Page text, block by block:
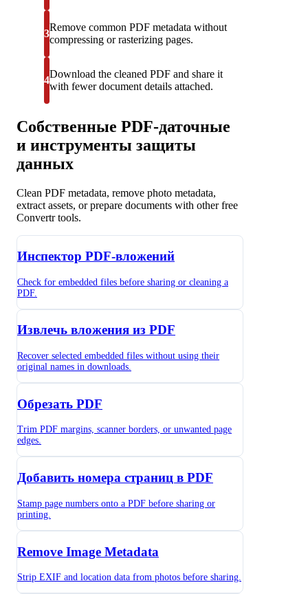
3
Remove common PDF metadata without
compressing or rasterizing pages.
4
Download the cleaned PDF and share it
with fewer document details attached.
Собственные PDF-даточные
и инструменты защиты
данных
Clean PDF metadata, remove photo metadata,
extract assets, or prepare documents with other free
Convertr tools.
Инспектор PDF-вложений
Check for embedded files before sharing or cleaning a
PDF.
Извлечь вложения из PDF
Recover selected embedded files without using their
original names in downloads.
Обрезать PDF
Trim PDF margins, scanner borders, or unwanted page
edges.
Добавить номера страниц в PDF
Stamp page numbers onto a PDF before sharing or
printing.
Remove Image Metadata
Strip EXIF and location data from photos before sharing.